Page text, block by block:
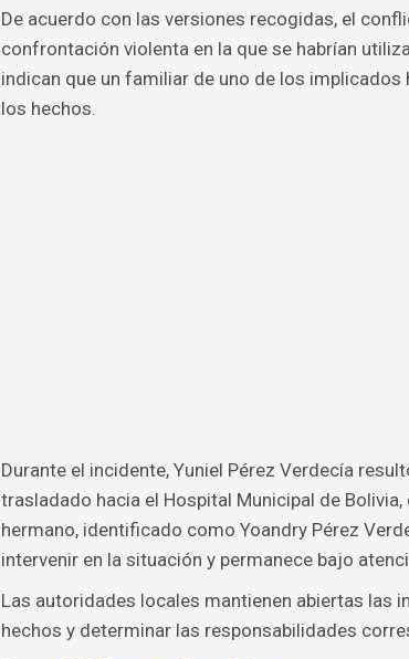
De acuerdo con las versiones recogidas, el
confrontación violenta en la que se habrían
indican que un familiar de uno de los
los hechos.
Durante el incidente, Yuniel Pérez Verdecía
trasladado hacia el Hospital Municipal de
hermano, identificado como Yoandry Pérez
intervenir en la situación y permanece bajo
Las autoridades locales mantienen abiertas las
hechos y determinar las responsabilidades